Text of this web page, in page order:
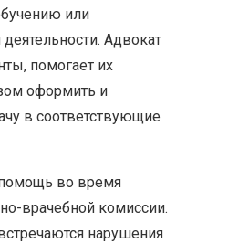
или
Адвокат
помогает их
оформить и
в соответствующие
во время
врачебной комиссии.
нарушения